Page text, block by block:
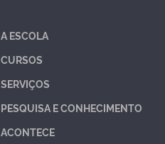
A ESCOLA
CURSOS
SERVIÇOS
PESQUISA E CONHECIMENTO
ACONTECE